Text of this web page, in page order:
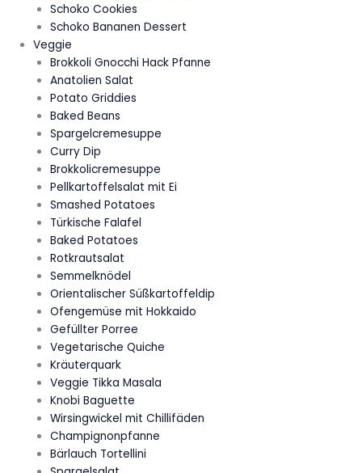
Schoko Cookies
Schoko Bananen Dessert
Veggie
Brokkoli Gnocchi Hack Pfanne
Anatolien Salat
Potato Griddies
Baked Beans
Spargelcremesuppe
Curry Dip
Brokkolicremesuppe
Pellkartoffelsalat mit Ei
Smashed Potatoes
Türkische Falafel
Baked Potatoes
Rotkrautsalat
Semmelknödel
Orientalischer Süßkartoffeldip
Ofengemüse mit Hokkaido
Gefüllter Porree
Vegetarische Quiche
Kräuterquark
Veggie Tikka Masala
Knobi Baguette
Wirsingwickel mit Chillifäden
Champignonpfanne
Bärlauch Tortellini